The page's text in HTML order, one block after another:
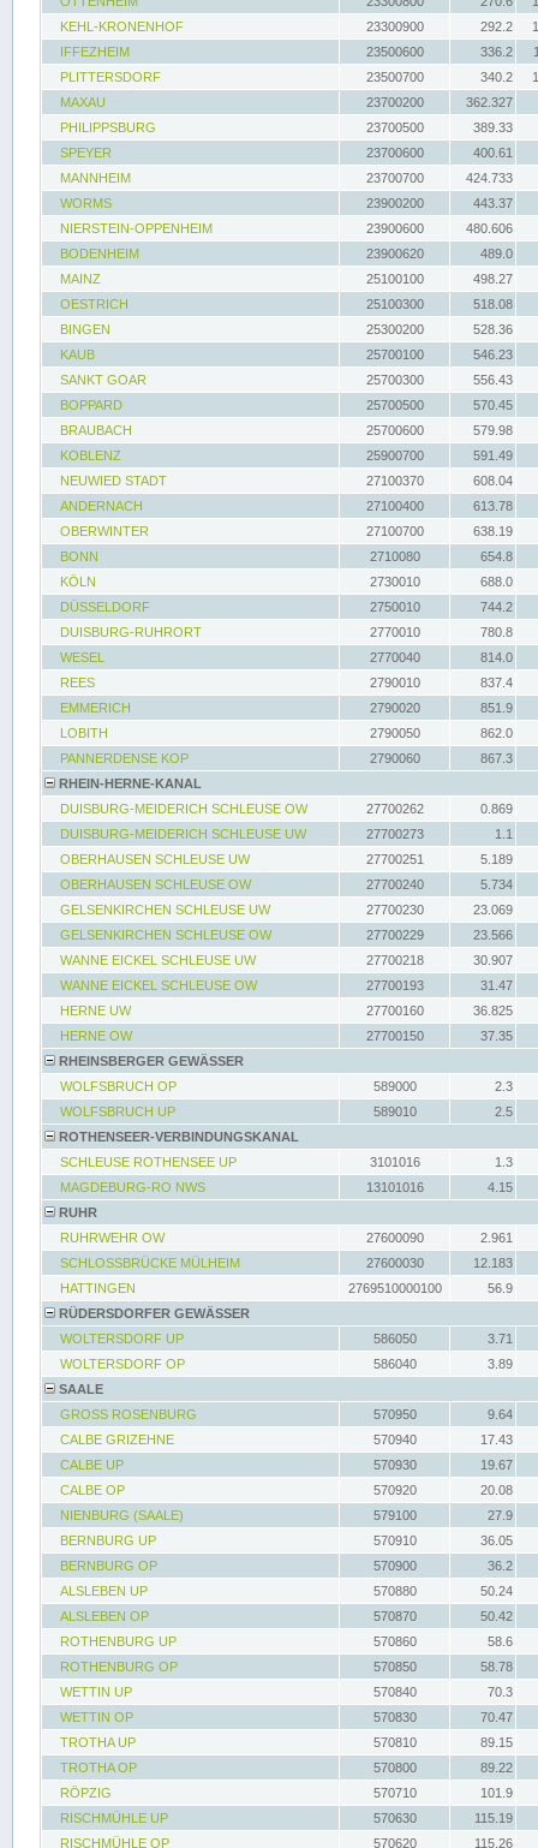
KEHL-KRONENHOF
23300900 292.2
IFFEZHEIM
23500600 336.2
PLITTERSDORF
23500700 340.2
MAXAU
23700200
362.327
PHILIPPSBURG
23700500
389.33
SPEYER
23700600
400.61
MANNHEIM
23700700
424.733
WORMS
23900200
443.37
NIERSTEIN-OPPENHEIM
23900600
480.606
BODENHEIM
23900620
489.0
MAINZ
25100100
498.27
OESTRICH
25100300
518.08
BINGEN
25300200
528.36
KAUB
25700100
546.23
SANKT GOAR
25700300
556.43
BOPPARD
25700500
570.45
BRAUBACH
25700600
579.98
KOBLENZ
25900700
591.49
NEUWIED STADT
27100370
608.04
ANDERNACH
27100400
613.78
OBERWINTER
27100700
638.19
BONN
2710080
654.8
KÖLN
2730010
688.0
DÜSSELDORF
2750010
744.2
DUISBURG-RUHRORT
2770010
780.8
WESEL
2770040
814.0
REES
2790010
837.4
EMMERICH
2790020
851.9
LOBITH
2790050
862.0
PANNERDENSE KOP
2790060
867.3
RHEIN-HERNE-KANAL
DUISBURG-MEIDERICH SCHLEUSE OW
27700262
0.869
DUISBURG-MEIDERICH SCHLEUSE UW
27700273
1.1
OBERHAUSEN SCHLEUSE UW
27700251
5.189
OBERHAUSEN SCHLEUSE OW
27700240
5.734
GELSENKIRCHEN SCHLEUSE UW
27700230
23.069
GELSENKIRCHEN SCHLEUSE OW
27700229
23.566
WANNE EICKEL SCHLEUSE UW
27700218
30.907
WANNE EICKEL SCHLEUSE OW
27700193
31.47
HERNE UW
27700160
36.825
HERNE OW
27700150
37.35
RHEINSBERGER GEWÄSSER
WOLFSBRUCH OP
589000
2.3
WOLFSBRUCH UP
589010
2.5
ROTHENSEER-VERBINDUNGSKANAL
SCHLEUSE ROTHENSEE UP
3101016
1.3
MAGDEBURG-RO NWS
13101016
4.15
RUHR
RUHRWEHR OW
27600090
2.961
SCHLOSSBRÜCKE MÜLHEIM
27600030
12.183
HATTINGEN
2769510000100
56.9
RÜDERSDORFER GEWÄSSER
WOLTERSDORF UP
586050
3.71
WOLTERSDORF OP
586040
3.89
SAALE
GROSS ROSENBURG
570950
9.64
CALBE GRIZEHNE
570940
17.43
CALBE UP
570930
19.67
CALBE OP
570920
20.08
NIENBURG (SAALE)
579100
27.9
BERNBURG UP
570910
36.05
BERNBURG OP
570900
36.2
ALSLEBEN UP
570880
50.24
ALSLEBEN OP
570870
50.42
ROTHENBURG UP
570860
58.6
ROTHENBURG OP
570850
58.78
WETTIN UP
570840
70.3
WETTIN OP
570830
70.47
TROTHA UP
570810
89.15
TROTHA OP
570800
89.22
RÖPZIG
570710
101.9
RISCHMÜHLE UP
570630
115.19
RISCHMÜHLE OP
570620 115.26